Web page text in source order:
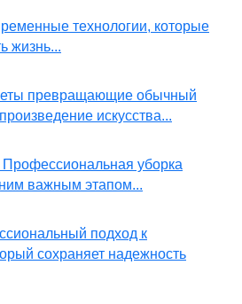
технологии, которые
жизнь...
превращающие обычный
искусства...
уборка
важным этапом...
подход к
сохраняет надежность